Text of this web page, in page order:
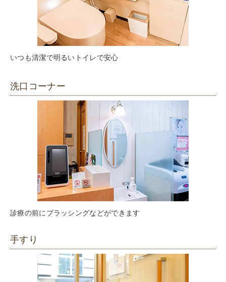
いつも清潔で明るいトイレで安心
洗口コーナー
診療の前にブラッシングなどができます
手すり